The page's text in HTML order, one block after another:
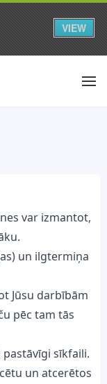
var izmantot,
un ilgtermiņa
Jūsu darbībām
pēc tam tās
pastāvīgi sīkfaili.
un atcerētos
VIEW